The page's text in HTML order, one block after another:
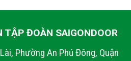
TẬP ĐOÀN SAIGONDOOR
Phường An Phú Đông, Quận